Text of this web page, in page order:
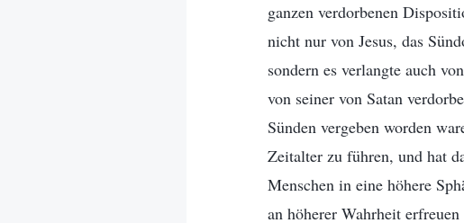
ganzen verdorbenen
nicht nur von Jesus, das
sondern es verlangte auch
von seiner von Satan
Sünden vergeben worden
Zeitalter zu führen, und hat
Menschen in eine höhere
an höherer Wahrheit